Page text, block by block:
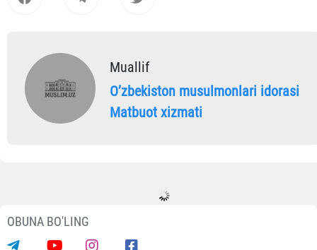
Muallif
Oʼzbekiston musulmonlari idorasi
Matbuot xizmati
OBUNA BO'LING